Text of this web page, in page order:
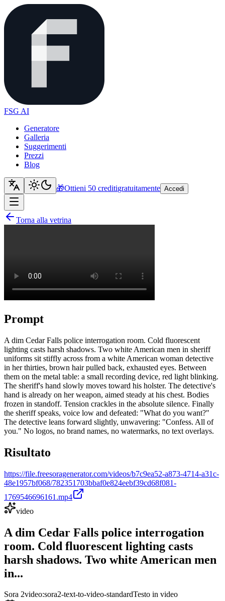
FSG AI
Generatore
Galleria
Suggerimenti
Prezzi
Blog
🎁Ottieni 50 creditigratuitamente Accedi
Torna alla vetrina
Prompt
A dim Cedar Falls police interrogation room. Cold fluorescent
lighting casts harsh shadows. Two white American men in sheriff
uniforms sit stiffly across from a white American woman detective
in her thirties, brown hair pulled back, exhausted eyes. Between
them on the metal table: a small recording device, red light blinking.
The sheriff's hand slowly moves toward his holster. The detective's
hand is already on her weapon, aimed steady at his chest. Bodies
frozen in standoff. Tension crackles in the absolute silence. Finally
the sheriff speaks, voice low and defeated: "What do you want?"
The detective leans forward slightly, unwavering: "Confess. All of
you." No logos, no brand names, no watermarks, no text overlays.
Risultato
https://file.freesoragenerator.com/videos/b7c9ea52-a873-4714-a31c-
48e1957bf068/782351703bbaf0e824eebf39cd68f081-
1769546696161.mp4
video
A dim Cedar Falls police interrogation
room. Cold fluorescent lighting casts
harsh shadows. Two white American men
in...
Sora 2video:sora2-text-to-video-standardTesto in video